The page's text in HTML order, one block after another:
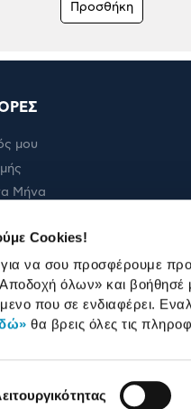
Cookies!
να σου προσφέρουμε
όλων» και
που σε ενδιαφέρει.
θα βρεις όλες τις
Προσθήκη
μου
Μήνα